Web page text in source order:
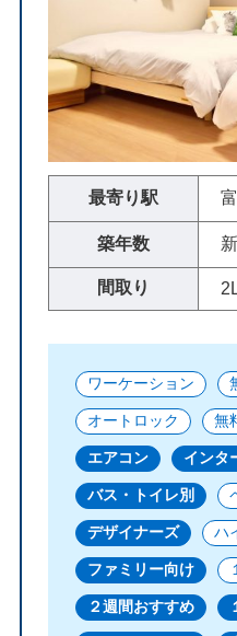
最寄り駅
築年数
間取り
ワーケーション
オートロック 無
エアコン インタ
バス・トイレ別
デザイナーズ ハ
ファミリー向け
２週間おすすめ